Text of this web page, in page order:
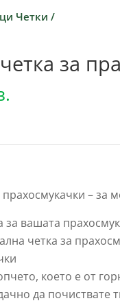
Четки /
за
– за
за вашата
четка за
което е от
да почиствате